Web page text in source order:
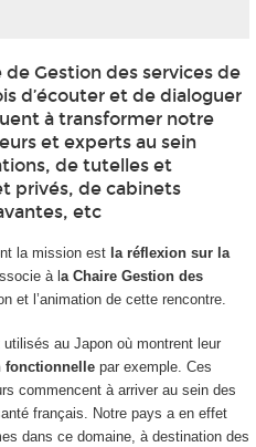
Gestion des services de
d’écouter et de dialoguer
à transformer notre
et experts au sein
de tutelles et
privés, de cabinets
etc
la mission est la réflexion sur la
à la Chaire Gestion des
et l’animation de cette rencontre.
au Japon où montrent leur
fonctionnellepar exemple. Ces
commencent à arriver au sein des
français. Notre pays a en effet
dans ce domaine, à destination des